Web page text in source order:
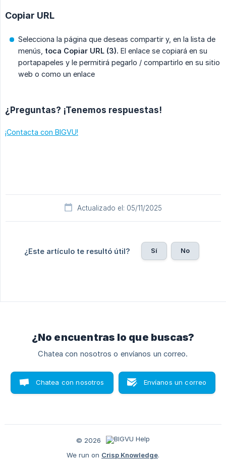
Copiar URL
Selecciona la página que deseas compartir y, en la lista de
menús, toca Copiar URL (3). El enlace se copiará en su
portapapeles y le permitirá pegarlo / compartirlo en su sitio
web o como un enlace
¿Preguntas? ¡Tenemos respuestas!
¡Contacta con BIGVU!
Actualizado el: 05/11/2025
¿Este artículo te resultó útil? Sí No
¿No encuentras lo que buscas?
Chatea con nosotros o envíanos un correo.
Chatea con nosotros Envíanos un correo
© 2026
We run on Crisp Knowledge.